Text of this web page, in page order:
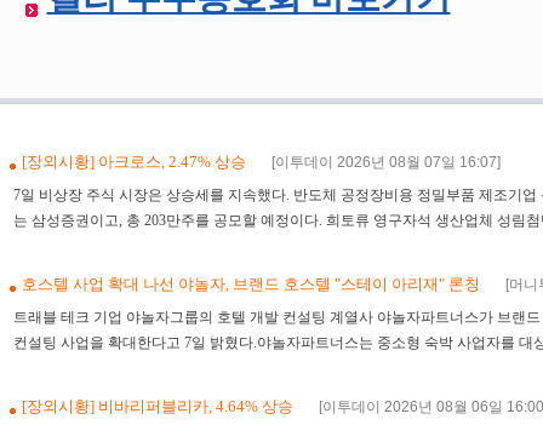
[장외시황] 아크로스, 2.47% 상승 [이투데이 2026년 08월 07일 16:07]
7일 비상장 주식 시장은 상승세를 지속했다. 반도체 공정장비용 정밀부품 제조기
는 삼성증권이고, 총 203만주를 공모할 예정이다. 희토류 영구자석 생산업체 성림
호스텔 사업 확대 나선 야놀자, 브랜드 호스텔 "스테이 아리재" 론칭
[머
트래블 테크 기업 야놀자그룹의 호텔 개발 컨설팅 계열사 야놀자파트너스가 브랜
컨설팅 사업을 확대한다고 7일 밝혔다.야놀자파트너스는 중소형 숙박 사업자를 대
[장외시황] 비바리퍼블리카, 4.64% 상승
[이투데이 2026년 08월 06일